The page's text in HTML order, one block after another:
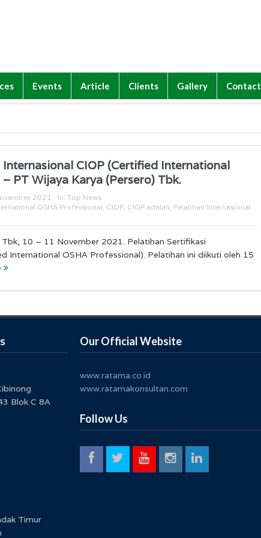
Events Article Clients Gallery Contact
CIOP (Certified International
PT Wijaya Karya (Persero) Tbk.
2021 In: Top News
OSHA Professional CIOP CIOP adalah Pelatihan Internasional
Tbk, 10 – 11 November 2021. Pelatihan Sertifikasi
International OSHA Professional). Pelatihan ini diikuti oleh 15
Blok C 8A
Timur
Our Official Website
www.ratama.co.id
www.ratamakonsultan.com
Follow Us